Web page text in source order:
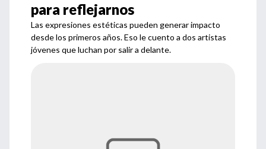
para reflejarnos
Las expresiones estéticas pueden generar impacto
desde los primeros años. Eso le cuento a dos artistas
jóvenes que luchan por salir a delante.